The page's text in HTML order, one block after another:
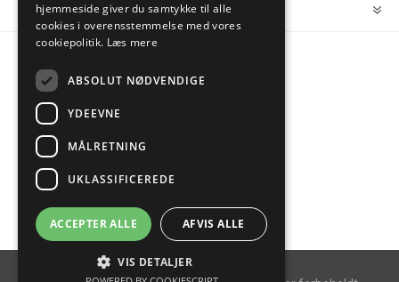
KUNDESERVICE
FOLLOW US
hjemmeside giver du samtykke til alle
cookies i overensstemmelse med vores
cookiepolitik. Læs mere
ABSOLUT NØDVENDIGE
YDEEVNE
MÅLRETNING
UKLASSIFICEREDE
ACCEPTER ALLE AFVIS ALLE
VIS DETALJER